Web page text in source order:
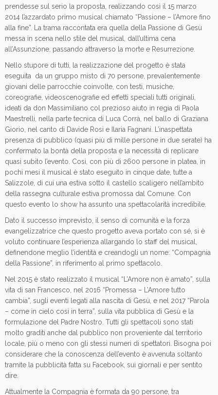
prendesse sul serio la proposta, realizzando così il 15 marzo
2014 l’azzardato primo musical chiamato “Passione – l’Amore fino
alla fine”. La trama raccontata era quella della Passione di Gesù
messa in scena nello stile del musical, dall’ultima cena
all’Assunzione, passando attraverso la morte e Resurrezione.
Nello stupore di tutti, la realizzazione del progetto è stata
eseguita da un gruppo misto di 70 persone, prevalentemente
giovani delle parrocchie coinvolte, con testi, musiche,
coreografie, videoscenografie ed effetti speciali tutti originali,
ideati da don Massimiliano col prezioso aiuto in regia di Paola
Maestrelli, nella parte tecnica di Luca Corrà, nel ballo di Graziana
Giorio, nel canto di Davide Rosi e Ilaria Fagnani. L’inaspettata
presenza di pubblico (quasi più di mille persone in due serate) ha
confermato la bontà della proposta e la necessità di replicare
quasi subito l’evento. Così, con più di 2600 persone in platea, in
pochi mesi il musical è stato eseguito in cinque date, tutte a
Salizzole, di cui una estiva sotto il castello scaligero nell’ambito
della rassegna culturale estiva promossa dal Comune. Con
questo evento lo show ha assunto una spettacolarità incredibile.
Dato il successo imprevisto, il senso di comunità e la forza
evangelizzatrice che questo progetto aveva portato con sé, si è
voluto continuare l’esperienza allargando lo staff del musical,
definendone meglio l’identità e creandogli un nome: “Compagnia
della Passione”, in riferimento al primo spettacolo.
Nel 2015 è stato realizzato il musical “L’Amore non è amato”, sulla
vita di san Francesco, nel 2016 “Promessa – L’Amore tutto
cambia”, sugli eventi legati alla nascita di Gesù, e nel 2017 “Parola
– come in cielo così in terra”, sulla vita pubblica di Gesù e la
formulazione del Padre Nostro. Tutti gli spettacoli sono stati
molto graditi anche dal pubblico non proveniente dal territorio
locale, più o meno con gli stessi numeri di spettatori. Bisogna poi
considerare che la conoscenza dell’evento è avvenuta soltanto
tramite la pubblicità fatta su Facebook, sui giornali e per sentito
dire.
Attualmente la Compagnia è formata da 90 persone, tra